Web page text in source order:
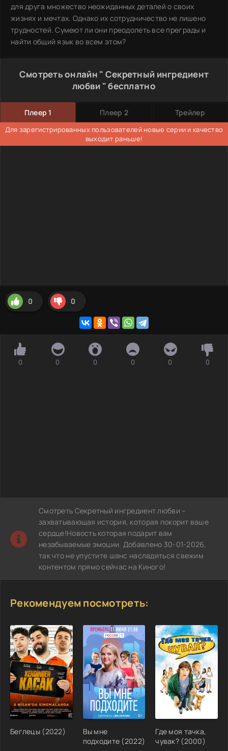
для друга множество неожиданных деталей о своих
жизнях и мечтах. Однако их сотрудничество не лишено
трудностей. Сумеют ли они преодолеть все преграды и
найти общий язык во всем этом?
Смотреть онлайн " Секретный ингредиент
любви " бесплатно
Плеер 1 Плеер 2 Трейлер
Для зарегистрированных пользователей новые серии и качество
выходит раньше!
0 0
0 0 0 0 0 0
Смотреть Секретный ингредиент любви –
захватывающая история, которая покорит ваше
сердце!Новость которая подарит вам
незабываемые эмоции. Добавлено 30-01-2026,
так что не упустите шанс насладиться свежим
контентом прямо сейчас на Киного!
Рекомендуем посмотреть:
Беглецы (2022)
Вы мне
подходите (2022)
Где моя тачка,
чувак? (2000)